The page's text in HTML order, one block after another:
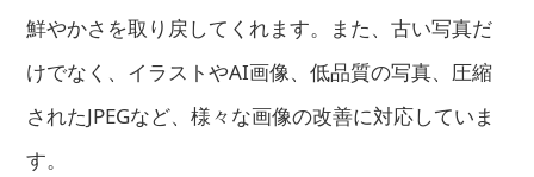
鮮やかさを取り戻してくれます。また、古い写真だ
けでなく、イラストやAI画像、低品質の写真、圧縮
されたJPEGなど、様々な画像の改善に対応していま
す。